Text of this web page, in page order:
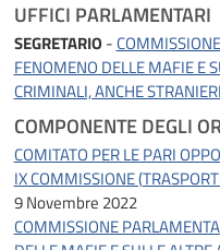
UFFICI PARLAMENTARI
SEGRETARIO -
FENOMENO DELLE MAFIE E
CRIMINALI, ANCHE
COMPONENTE DEGLI
COMITATO PER LE PARI
IX COMMISSIONE
9 Novembre 2022
COMMISSIONE